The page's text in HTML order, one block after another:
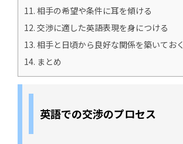
11. 相手の希望や条件に耳を傾ける
12. 交渉に適した英語表現を身につける
13. 相手と日頃から良好な関係を築いておく
14. まとめ
英語での交渉のプロセス